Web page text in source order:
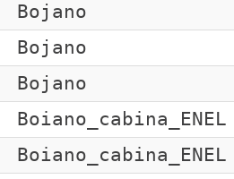
Bojano
Bojano
Bojano
Boiano_cabina_ENEL
Boiano_cabina_ENEL